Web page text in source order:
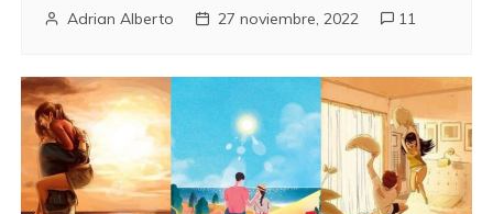
d
e
e
Adrian Alberto 27 noviembre, 2022 11